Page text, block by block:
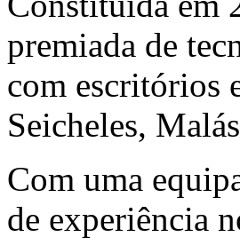
premiada de
com escritórios
Seicheles,
Com uma
de experiência